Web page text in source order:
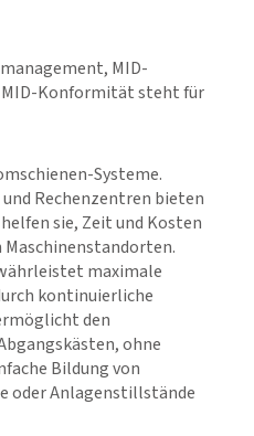
MID-
MID-Konformität steht für
Systeme.
Rechenzentren bieten
sie, Zeit und Kosten
Maschinenstandorten.
maximale
kontinuierliche
den
ohne
Bildung von
oder Anlagenstillstände